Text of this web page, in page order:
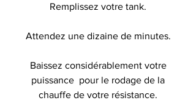
Remplissez votre tank.
Attendez une dizaine de minutes.
Baissez considérablement votre
puissance pour le rodage de la
chauffe de votre résistance.